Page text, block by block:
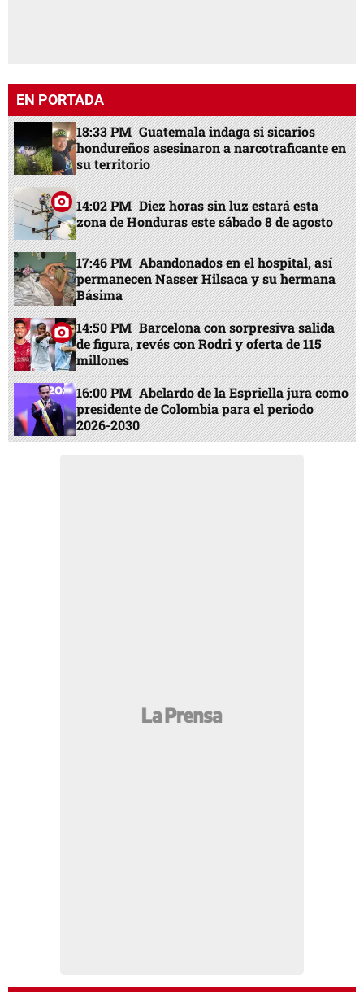
EN PORTADA
18:33 PM Guatemala indaga si sicarios
hondureños asesinaron a narcotraficante en
su territorio
14:02 PM Diez horas sin luz estará esta
zona de Honduras este sábado 8 de agosto
17:46 PM Abandonados en el hospital, así
permanecen Nasser Hilsaca y su hermana
Básima
14:50 PM Barcelona con sorpresiva salida
de figura, revés con Rodri y oferta de 115
millones
16:00 PM Abelardo de la Espriella jura como
presidente de Colombia para el periodo
2026-2030